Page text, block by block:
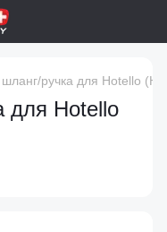
шланг/ручка для Hotello
для Hotello